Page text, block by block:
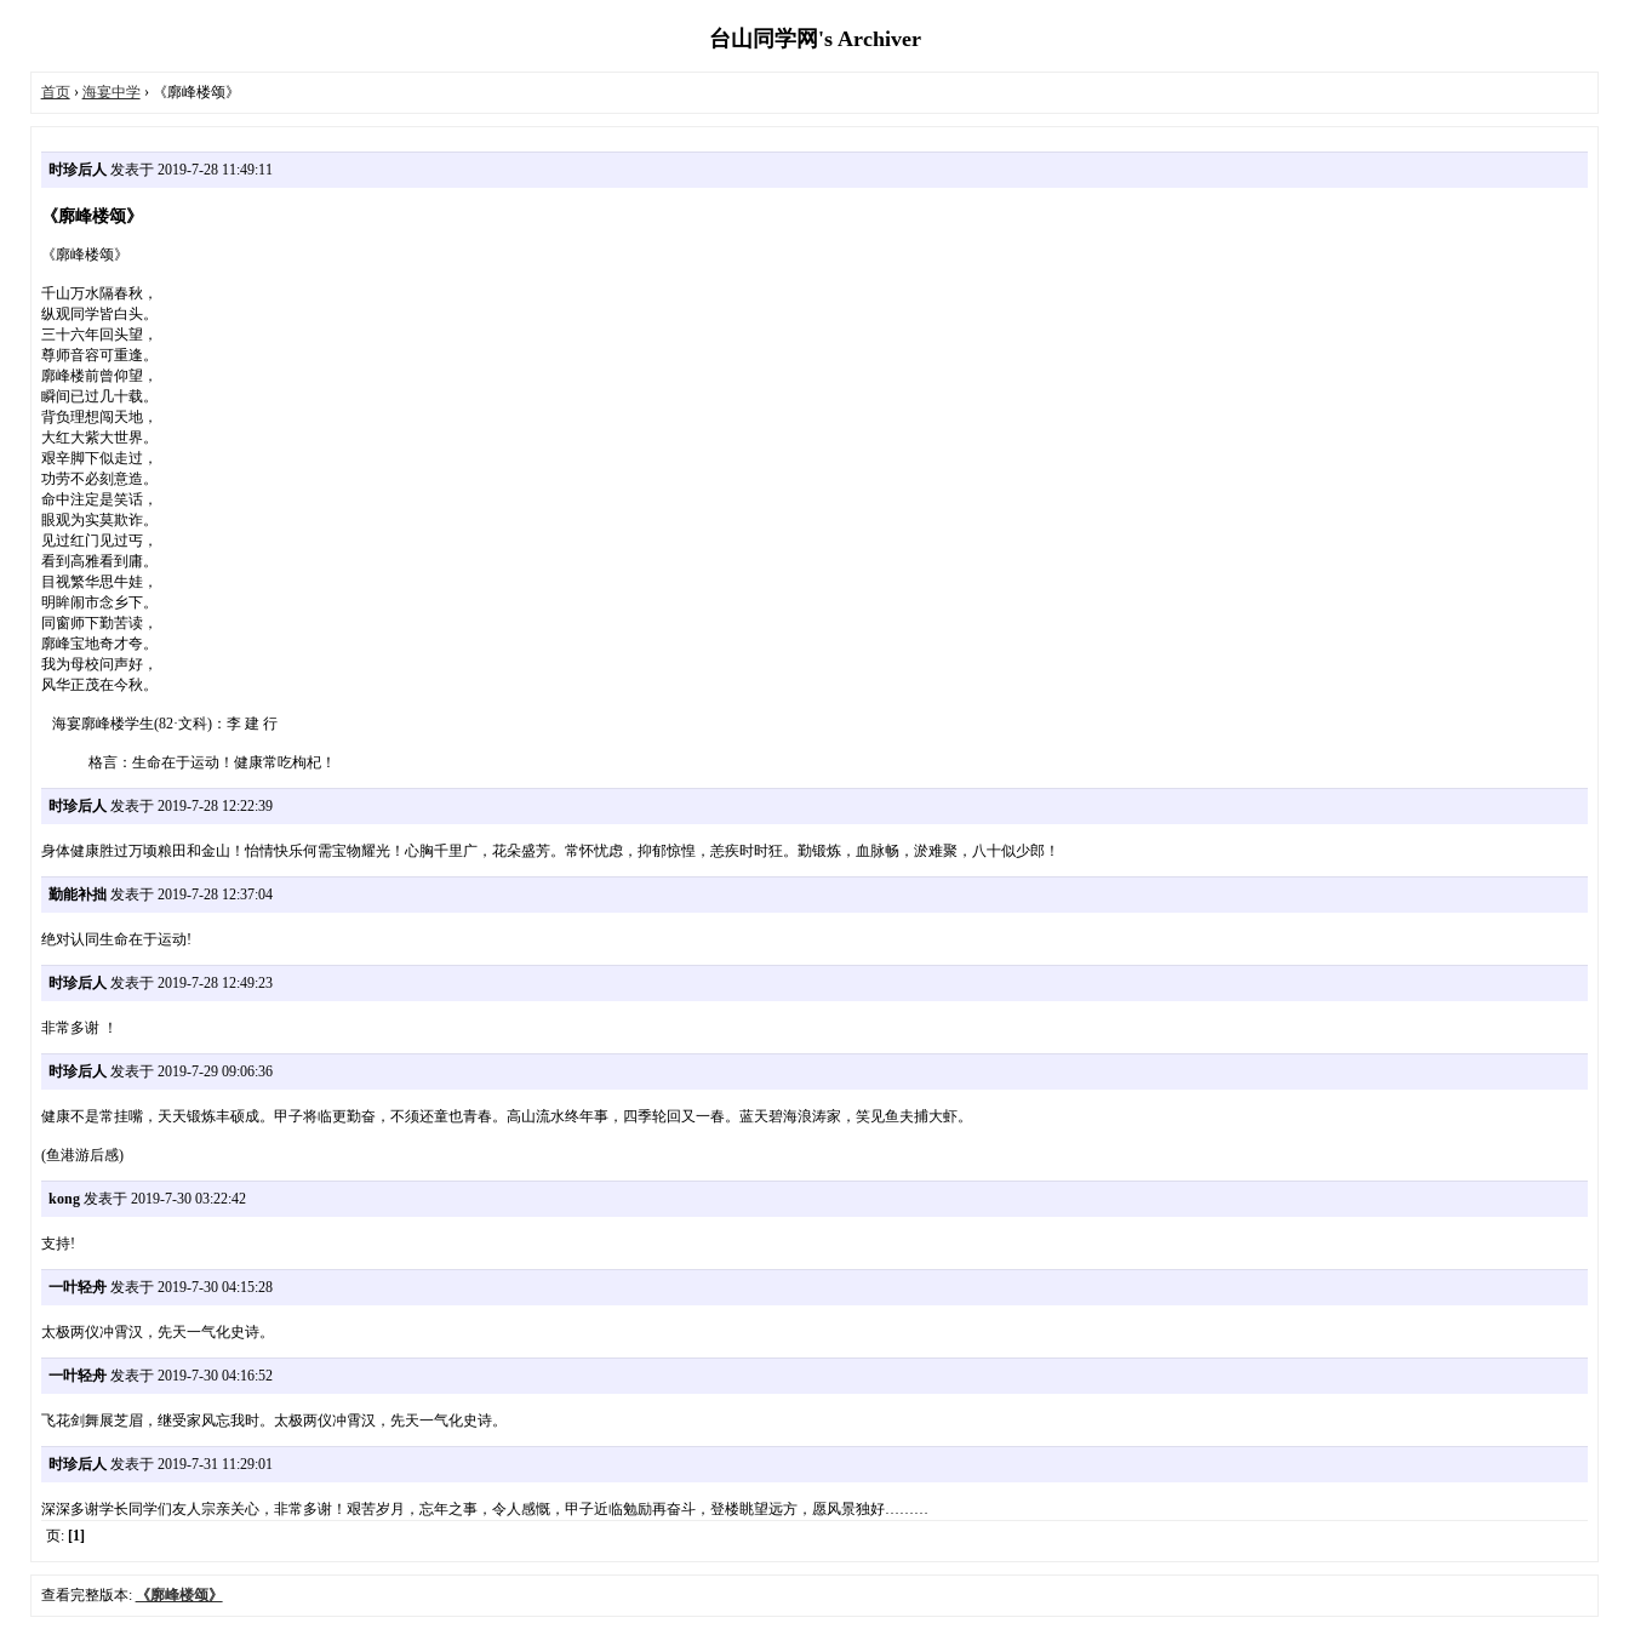
台山同学网's Archiver
首页› 海宴中学› 《廓峰楼颂》
时珍后人 发表于 2019-7-28 11:49:11
《廓峰楼颂》
《廓峰楼颂》
千山万水隔春秋，
纵观同学皆白头。
三十六年回头望，
尊师音容可重逢。
廓峰楼前曾仰望，
瞬间已过几十载。
背负理想闯天地，
大红大紫大世界。
艰辛脚下似走过，
功劳不必刻意造。
命中注定是笑话，
眼观为实莫欺诈。
见过红门见过丐，
看到高雅看到庸。
目视繁华思牛娃，
明眸闹市念乡下。
同窗师下勤苦读，
廓峰宝地奇才夸。
我为母校问声好，
风华正茂在今秋。
海宴廓峰楼学生(82·文科)：李 建 行
格言：生命在于运动！健康常吃枸杞！
时珍后人 发表于 2019-7-28 12:22:39
身体健康胜过万顷粮田和金山！怡情快乐何需宝物耀光！心胸千里广，花朵盛芳。常怀忧虑，抑郁惊惶，恙疾时时狂。勤锻炼，血脉畅，淤难聚，八十似少郎！
勤能补拙发表于 2019-7-28 12:37:04
绝对认同生命在于运动!
时珍后人 发表于 2019-7-28 12:49:23
非常多谢 ！
时珍后人 发表于 2019-7-29 09:06:36
健康不是常挂嘴，天天锻炼丰硕成。甲子将临更勤奋，不须还童也青春。高山流水终年事，四季轮回又一春。蓝天碧海浪涛家，笑见鱼夫捕大虾。
(鱼港游后感)
kong发表于 2019-7-30 03:22:42
支持!
一叶轻舟发表于 2019-7-30 04:15:28
太极两仪冲霄汉，先天一气化史诗。
一叶轻舟发表于 2019-7-30 04:16:52
飞花剑舞展芝眉，继受家风忘我时。太极两仪冲霄汉，先天一气化史诗。
时珍后人 发表于 2019-7-31 11:29:01
深深多谢学长同学们友人宗亲关心，非常多谢！艰苦岁月，忘年之事，令人感慨，甲子近临勉励再奋斗，登楼眺望远方，愿风景独好………
页: [1]
查看完整版本: 《廓峰楼颂》